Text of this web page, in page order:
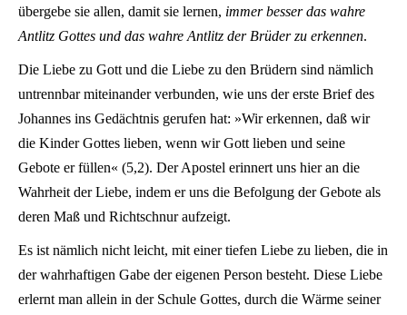
übergebe sie allen, damit sie lernen, immer besser das wahre
Antlitz Gottes und das wahre Antlitz der Brüder zu erkennen.
Die Liebe zu Gott und die Liebe zu den Brüdern sind nämlich
untrennbar miteinander verbunden, wie uns der erste Brief des
Johannes ins Gedächtnis gerufen hat: »Wir erkennen, daß wir
die Kinder Gottes lieben, wenn wir Gott lieben und seine
Gebote er füllen« (5,2). Der Apostel erinnert uns hier an die
Wahrheit der Liebe, indem er uns die Befolgung der Gebote als
deren Maß und Richtschnur aufzeigt.
Es ist nämlich nicht leicht, mit einer tiefen Liebe zu lieben, die in
der wahrhaftigen Gabe der eigenen Person besteht. Diese Liebe
erlernt man allein in der Schule Gottes, durch die Wärme seiner